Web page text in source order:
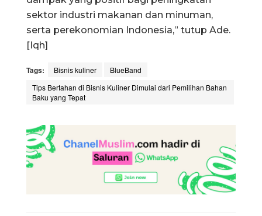
sektor industri makanan dan minuman,
serta perekonomian Indonesia,” tutup Ade.
[Iqh]
Tags: Bisnis kuliner
BlueBand
Tips Bertahan di Bisnis Kuliner Dimulai dari Pemilihan Bahan
Baku yang Tepat